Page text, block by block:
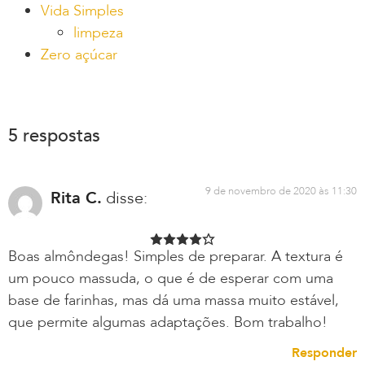
Vida Simples
limpeza
Zero açúcar
5 respostas
Rita C. disse: 9 de novembro de 2020 às 11:30
Boas almôndegas! Simples de preparar. A textura é
um pouco massuda, o que é de esperar com uma
base de farinhas, mas dá uma massa muito estável,
que permite algumas adaptações. Bom trabalho!
Responder